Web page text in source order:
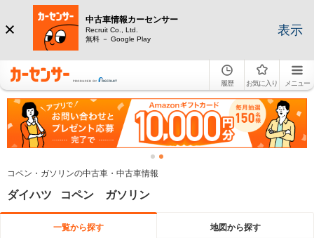
中古車情報カーセンサー
Recruit Co., Ltd.
無料 － Google Play
表示
履歴 お気に入り メニュー
コペン・ガソリンの中古車・中古車情報
ダイハツ コペン ガソリン
一覧から探す 地図から探す